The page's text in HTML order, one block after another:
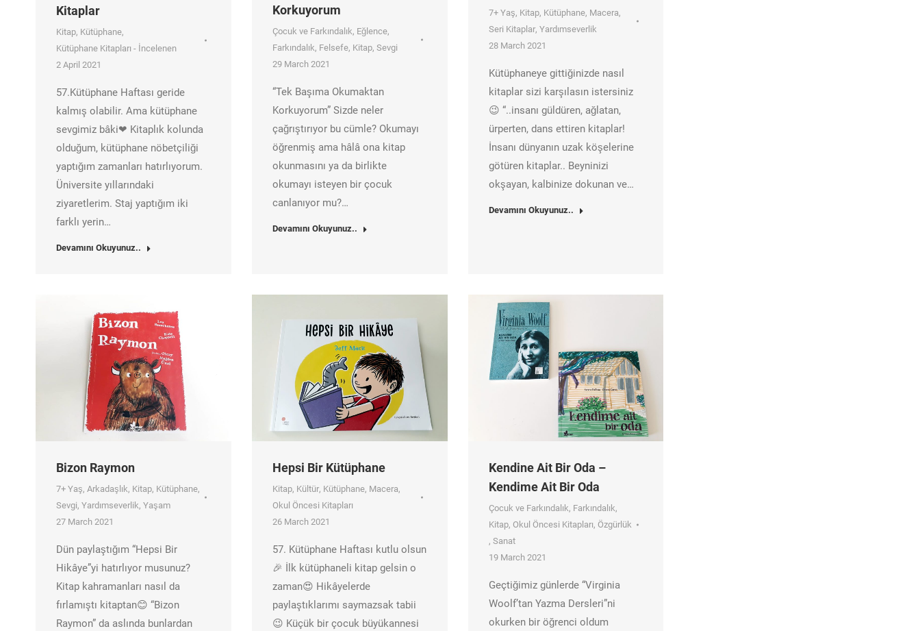
Kitaplar
Kitap, Kütüphane,
Kütüphane Kitapları - İncelenen
2 April 2021
57.Kütüphane Haftası geride
kalmış olabilir. Ama kütüphane
sevgimiz bâki❤ Kitaplık kolunda
olduğum, kütüphane nöbetçiliği
yaptığım zamanları hatırlıyorum.
Üniversite yıllarındaki
ziyaretlerim. Staj yaptığım iki
farklı yerin…
Devamını Okuyunuz..
Korkuyorum
Çocuk ve Farkındalık, Eğlence,
Farkındalık, Felsefe, Kitap, Sevgi
29 March 2021
“Tek Başıma Okumaktan
Korkuyorum” Sizde neler
çağrıştırıyor bu cümle? Okumayı
öğrenmiş ama hâlâ ona kitap
okunmasını ya da birlikte
okumayı isteyen bir çocuk
canlanıyor mu?…
Devamını Okuyunuz..
7+ Yaş, Kitap, Kütüphane, Macera,
Seri Kitaplar, Yardımseverlik
28 March 2021
Kütüphaneye gittiğinizde nasıl
kitaplar sizi karşılasın istersiniz
😉 “..insanı güldüren, ağlatan,
ürperten, dans ettiren kitaplar!
İnsanı dünyanın uzak köşelerine
götüren kitaplar.. Beyninizi
okşayan, kalbinize dokunan ve…
Devamını Okuyunuz..
Bizon Raymon
7+ Yaş, Arkadaşlık, Kitap, Kütüphane,
Sevgi, Yardımseverlik, Yaşam
27 March 2021
Dün paylaştığım “Hepsi Bir
Hikâye”yi hatırlıyor musunuz?
Kitap kahramanları nasıl da
fırlamıştı kitaptan😊 “Bizon
Raymon” da aslında bunlardan
Hepsi Bir Kütüphane
Kitap, Kültür, Kütüphane, Macera,
Okul Öncesi Kitapları
26 March 2021
57. Kütüphane Haftası kutlu olsun
🎉 İlk kütüphaneli kitap gelsin o
zaman😍 Hikâyelerde
paylaştıklarımı saymazsak tabii
😉 Küçük bir çocuk büyükannesi
Kendine Ait Bir Oda –
Kendime Ait Bir Oda
Çocuk ve Farkındalık, Farkındalık,
Kitap, Okul Öncesi Kitapları, Özgürlük
, Sanat
19 March 2021
Geçtiğimiz günlerde “Virginia
Woolf’tan Yazma Dersleri”ni
okurken bir öğrenci oldum